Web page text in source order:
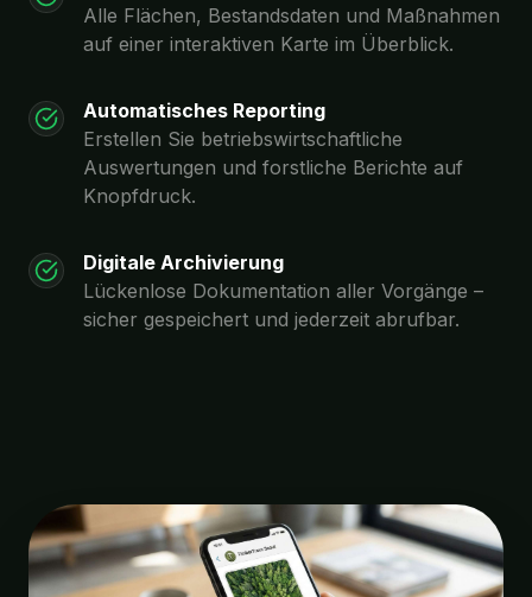
Alle Flächen, Bestandsdaten und Maßnahmen
auf einer interaktiven Karte im Überblick.
Automatisches Reporting
Erstellen Sie betriebswirtschaftliche
Auswertungen und forstliche Berichte auf
Knopfdruck.
Digitale Archivierung
Lückenlose Dokumentation aller Vorgänge –
sicher gespeichert und jederzeit abrufbar.